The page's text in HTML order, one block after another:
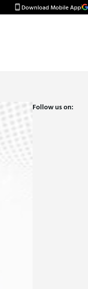
Download Mobile App
Follow us on: